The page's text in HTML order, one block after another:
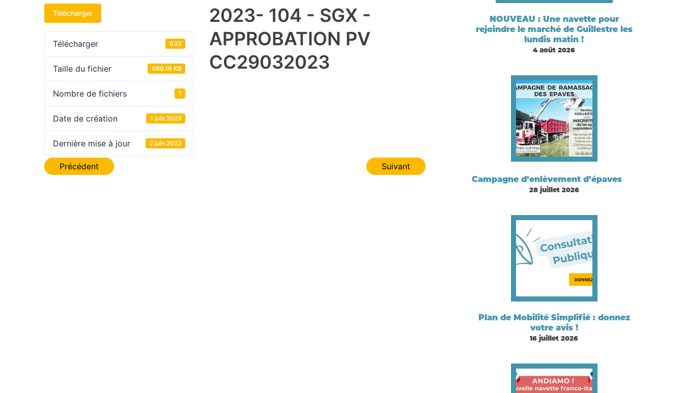
Télécharger
Télécharger 633
Taille du fichier 986.16 KB
Nombre de fichiers 1
Date de création 1 juin 2023
Dernière mise à jour 2 juin 2023
2023- 104 - SGX -
APPROBATION PV
CC29032023
Navigation
Précédent Suivant
NOUVEAU : Une navette pour
rejoindre le marché de Guillestre les
lundis matin !
4 août 2026
Campagne d’enlèvement d’épaves
28 juillet 2026
Plan de Mobilité Simplifié : donnez
votre avis !
16 juillet 2026